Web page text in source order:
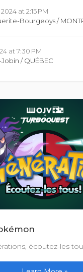
at 2:15 PM
Bourgeoys /
at 7:30 PM
/ QUÉBEC
écoutez-les